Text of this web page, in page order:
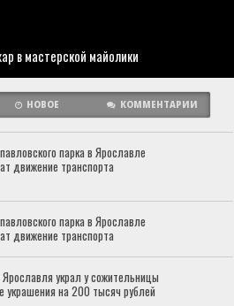
в мастерской майолики
НОВОЕ КОММЕНТАРИИ
парка в Ярославле
движение транспорта
парка в Ярославле
движение транспорта
украл у сожительницы
украшения на 200 тысяч рублей